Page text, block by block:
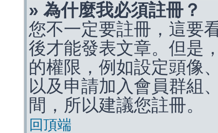
» 為什麼我必須註冊？
您不一定要註冊，這要
後才能發表文章。但是
的權限，例如設定頭像
以及申請加入會員群組
間，所以建議您註冊。
回頂端